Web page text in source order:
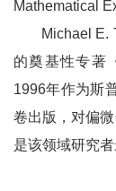
Mathematical
Michael E.
的奠基性专著
1996年作为斯
卷出版，对偏
是该领域研究